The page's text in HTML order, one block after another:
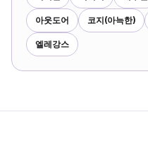
아웃도어 코지(아늑한)
엘레강스